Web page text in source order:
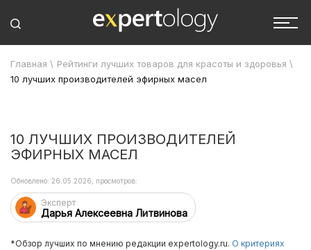
Главная \ Рейтинги лучших товаров для красоты и здоровья \
10 лучших производителей эфирных масел
10 ЛУЧШИХ ПРОИЗВОДИТЕЛЕЙ
ЭФИРНЫХ МАСЕЛ
Эксперт
Дарья Алексеевна Литвинова
Обновлено: 26.05.2026, просмотров:
*Обзор лучших по мнению редакции expertology.ru. О критериях